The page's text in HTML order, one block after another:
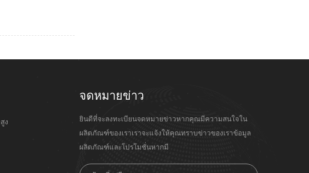
ง
จดหมายข่าว
ยินดีที่จะลงทะเบียนจดหมายข่าวหากคุณมีความสนใจใน
ผลิตภัณฑ์ของเราเราจะแจ้งให้คุณทราบข่าวของเราข้อมูล
ผลิตภัณฑ์และโปรโมชั่นหากมี